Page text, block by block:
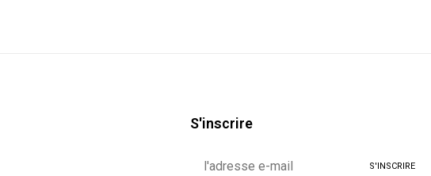
S'inscrire